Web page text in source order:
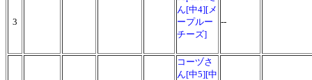
3
ん[中4][メ
ープルー
チーズ]
--
コーヅさ
ん[中5][中